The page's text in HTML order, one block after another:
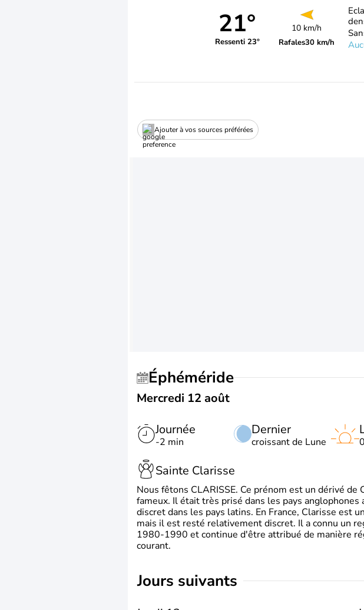
21°
Ressenti 23°
10 km/h
Rafales30 km/h
Ajouter à vos sources préférées
Éphéméride
Mercredi 12 août
Journée
-2 min
Dernier
croissant de Lune
Sainte Clarisse
Nous fêtons CLARISSE. Ce prénom est un dérivé
fameux. Il était très prisé dans les pays
discret dans les pays latins. En France, Clarisse est
mais il est resté relativement discret. Il a connu un
1980-1990 et continue d'être attribué de manière
courant.
jours suivants